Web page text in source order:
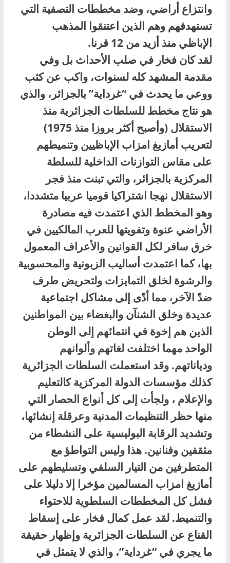
وانتزاع أراضي، وضد مخططات التصفية التي
تستهدفهم وهم الذين اعتنقوا المذهب
الإباظي منذ أزيد من 12 قرنا.
لقد كان فخار في صلب الأحداث بل وفي
مقدمة المشهد كله لسنوات، واكب عن كثب
ووعي ما يحدث في “غرداية” بالجزائر، والذي
هو نتاج مخطط للسلطات الجزائرية منذ
الاستقلال (وأصبح أكثر بروزا منذ 1975)
لتعريب أمازيغ امزاب الإباظيين وتنميطهم
على مقاس التوازنات الداخلية للسلطة
المركزية بالجزائر، والتي تبنت منذ فجر
الاستقلال نهجا اشتراكيا قوميا عربيا متشددا،
وهو المخطط الذي اعتمدت فيه مصادرة
الأراضي عنوة وتفويتها للعرب المالكيين في
خرق سافر لكل القوانين والأعراف المعمول
بها، كما اعتمدت أساليب الزبونية والمحسوبية
والرشوة لخلق التمايزات ولتحريض طرف
ضدّ الآخر، مما أدّى إلى مشاكل اجتماعية
عديدة وخلق الشنآن والبغضاء بين المواطنين
الذين هم إخوة في انتمائهم إلى الوطن
الواحد مهما اختلفت لغاتهم وألوانهم
ودياناتهم. وقد استعملت السلطات الجزائرية
كذلك مؤسسات الدولة المركزية كالتعليم
والإعلام ، ولجأت إلى كل أنواع الحصار التي
منها حظر التنظيمات المدنية وعرقلة إنشائها،
وتشديد الرقابة البوليسية على النشطاء من
مثقفين وفنانين. هذا وليس التواطؤ مع
المتطرفين من التيار السلفي وتسليطهم على
أمازيغ امزاب المسالمين مؤخرا إلا دليلا على
فشل كل المخططات السلطوية للاحتواء
والتنميط. لقد عمل كمال فخار على إسقاط
القناع عن السلطات الجزائرية وإظهار حقيقة
ما يجري في “غرداية”، والذي لا يتمثل في